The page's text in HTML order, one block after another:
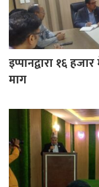
इप्पानद्वारा १६
माग